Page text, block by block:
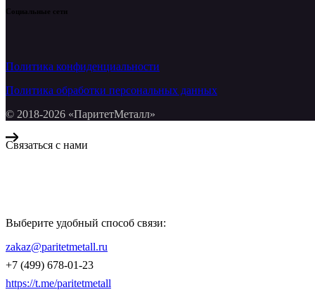
Социальные сети
Политика конфиденциальности
Политика обработки персональных данных
© 2018-2026 «ПаритетМеталл»
Связаться с нами
Выберите удобный способ связи:
zakaz@paritetmetall.ru
+7 (499) 678-01-23
https://t.me/paritetmetall